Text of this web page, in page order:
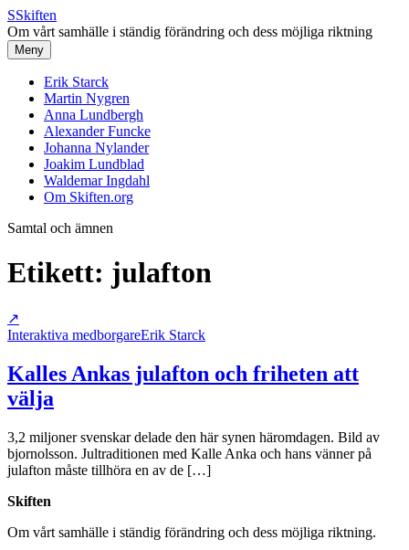
SSkiften
Om vårt samhälle i ständig förändring och dess möjliga riktning
Meny
Erik Starck
Martin Nygren
Anna Lundbergh
Alexander Funcke
Johanna Nylander
Joakim Lundblad
Waldemar Ingdahl
Om Skiften.org
Samtal och ämnen
Etikett: julafton
↗
Interaktiva medborgareErik Starck
Kalles Ankas julafton och friheten att
välja
3,2 miljoner svenskar delade den här synen häromdagen. Bild av
bjornolsson. Jultraditionen med Kalle Anka och hans vänner på
julafton måste tillhöra en av de […]
Skiften
Om vårt samhälle i ständig förändring och dess möjliga riktning.